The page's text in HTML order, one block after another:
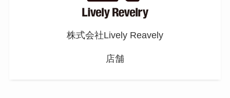
株式会社Lively Reavely
店舗